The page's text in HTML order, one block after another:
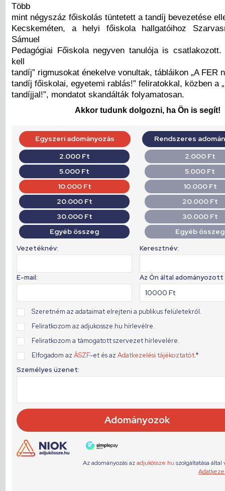
Több
mint négyszáz főiskolás tüntetett a tandíj bevezetése
Kecskeméten, a helyi főiskola hallgatóihoz
Sámuel
Pedagógiai Főiskola negyven tanulója is csatlakozott.
kell
tandíj” rigmusokat énekelve vonultak, tábláikon „A FER
tandíj főiskolai, egyetemi rablás!” feliratokkal, közben a
tandíjjal!”, mondatot skandálták folyamatosan.
Akkor tudunk dolgozni, ha Ön is segít!